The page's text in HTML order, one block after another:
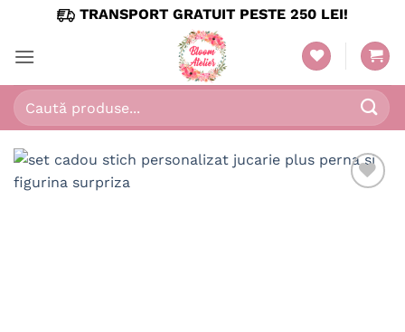
content
TRANSPORT GRATUIT PESTE 250 LEI!
Caută
după: